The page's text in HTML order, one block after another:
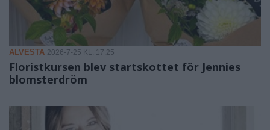
ALVESTA 2026-7-25 KL. 17:25
Floristkursen blev startskottet för Jennies
blomsterdröm